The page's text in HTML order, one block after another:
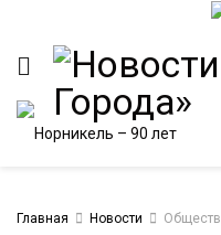
Главная Новости